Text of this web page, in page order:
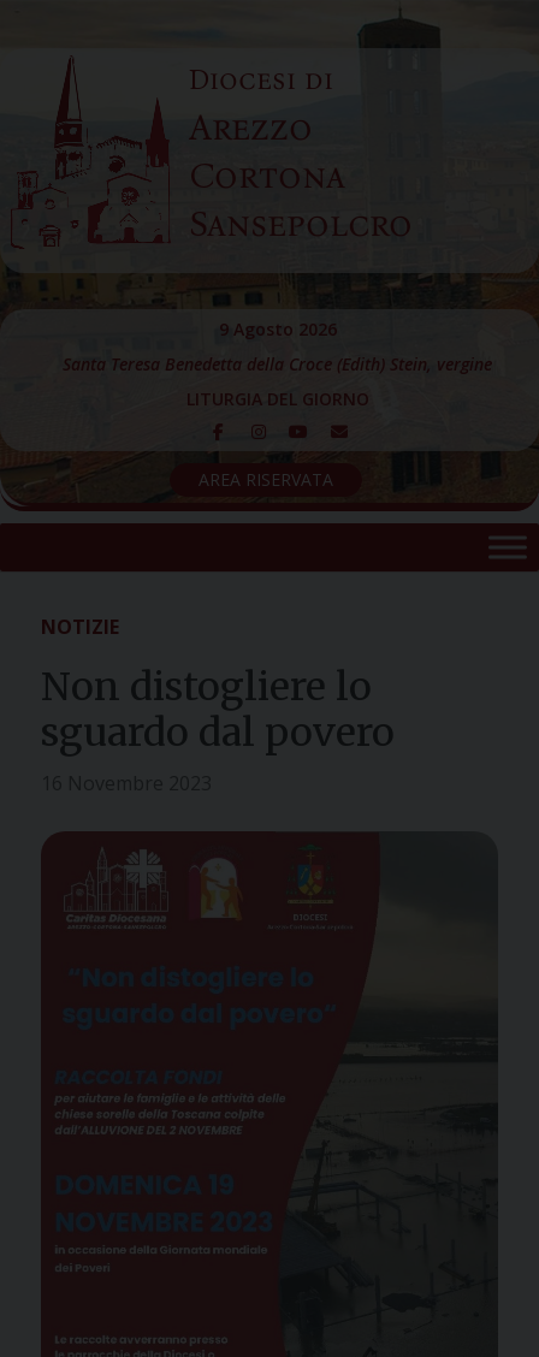
content
Diocesi di
Arezzo
Cortona
Sansepolcro
9 Agosto 2026
Santa Teresa Benedetta della Croce (Edith) Stein, vergine
LITURGIA DEL GIORNO
AREA RISERVATA
NOTIZIE
Non distogliere lo
sguardo dal povero